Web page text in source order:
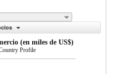
(en miles de US$)
Profile